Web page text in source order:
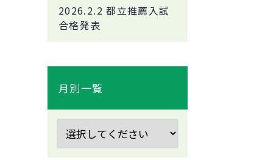
2026.2.2 都立推薦入試
合格発表
月別一覧